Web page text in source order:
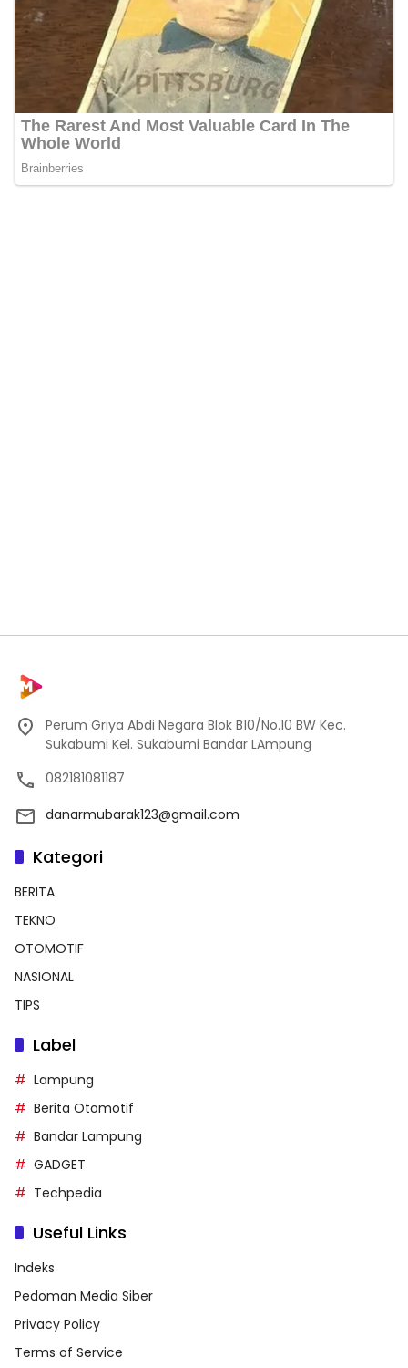
Perum Griya Abdi Negara Blok B10/No.10 BW Kec.
Sukabumi Kel. Sukabumi Bandar LAmpung
082181081187
danarmubarak123@gmail.com
Kategori
BERITA
TEKNO
OTOMOTIF
NASIONAL
TIPS
Label
Lampung
Berita Otomotif
Bandar Lampung
GADGET
Techpedia
Useful Links
Indeks
Pedoman Media Siber
Privacy Policy
Terms of Service